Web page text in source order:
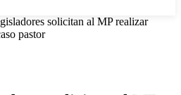
solicitan al MP realizar
pastor